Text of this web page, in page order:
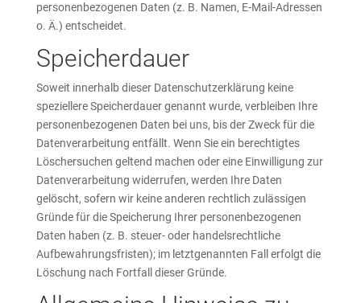
personenbezogenen Daten (z. B. Namen, E-Mail-Adressen
o. Ä.) entscheidet.
Speicherdauer
Soweit innerhalb dieser Datenschutzerklärung keine
speziellere Speicherdauer genannt wurde, verbleiben Ihre
personenbezogenen Daten bei uns, bis der Zweck für die
Datenverarbeitung entfällt. Wenn Sie ein berechtigtes
Löschersuchen geltend machen oder eine Einwilligung zur
Datenverarbeitung widerrufen, werden Ihre Daten
gelöscht, sofern wir keine anderen rechtlich zulässigen
Gründe für die Speicherung Ihrer personenbezogenen
Daten haben (z. B. steuer- oder handelsrechtliche
Aufbewahrungsfristen); im letztgenannten Fall erfolgt die
Löschung nach Fortfall dieser Gründe.